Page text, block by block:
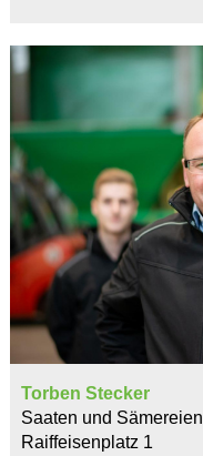
Torben Stecker
Saaten und Sämereien
Raiffeisenplatz 1